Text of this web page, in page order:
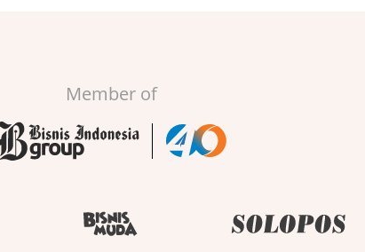
Member of